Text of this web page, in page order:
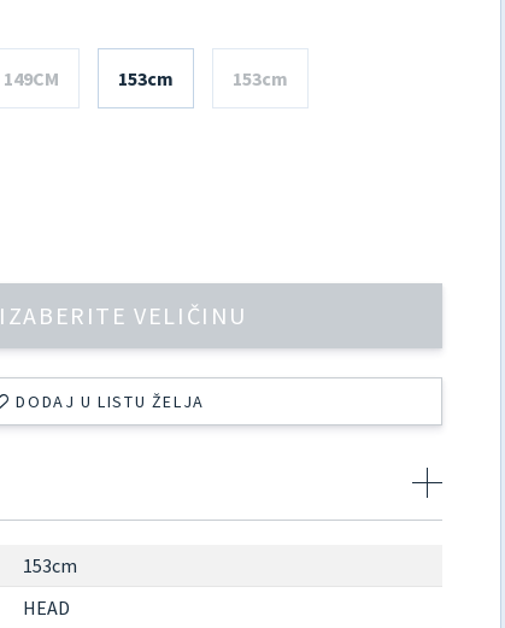
149CM 153cm 153cm
IZABERITE VELIČINU
DODAJ U LISTU ŽELJA
153cm
HEAD